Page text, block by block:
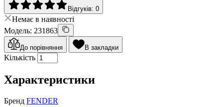
Відгуків: 0
Немає в наявності
Модель: 231863
До порівняння В закладки
Кількість
Характеристики
Бренд FENDER